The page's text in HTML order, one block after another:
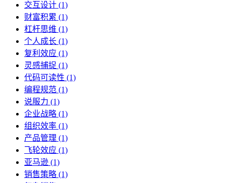
交互设计 (1)
财富积累 (1)
杠杆思维 (1)
个人成长 (1)
复利效应 (1)
灵感捕捉 (1)
代码可读性 (1)
编程规范 (1)
说服力 (1)
企业战略 (1)
组织效率 (1)
产品管理 (1)
飞轮效应 (1)
亚马逊 (1)
销售策略 (1)